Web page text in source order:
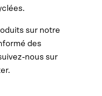
sur notre
des
nous sur